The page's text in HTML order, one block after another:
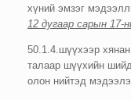
хүний эмзэг
12 дугаар сарын 17-
50.1.4.шүүхээр
талаар шүүхийн
олон нийтэд